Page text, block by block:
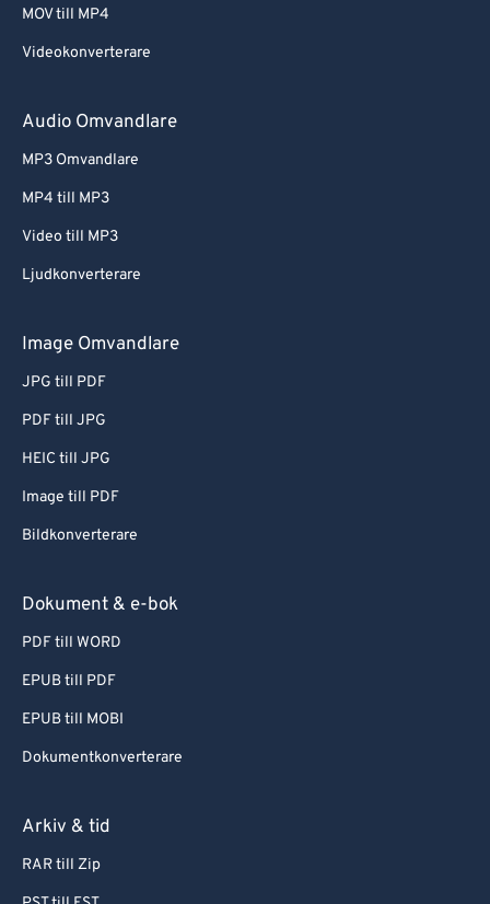
MOV till MP4
Videokonverterare
Audio Omvandlare
MP3 Omvandlare
MP4 till MP3
Video till MP3
Ljudkonverterare
Image Omvandlare
JPG till PDF
PDF till JPG
HEIC till JPG
Image till PDF
Bildkonverterare
Dokument & e-bok
PDF till WORD
EPUB till PDF
EPUB till MOBI
Dokumentkonverterare
Arkiv & tid
RAR till Zip